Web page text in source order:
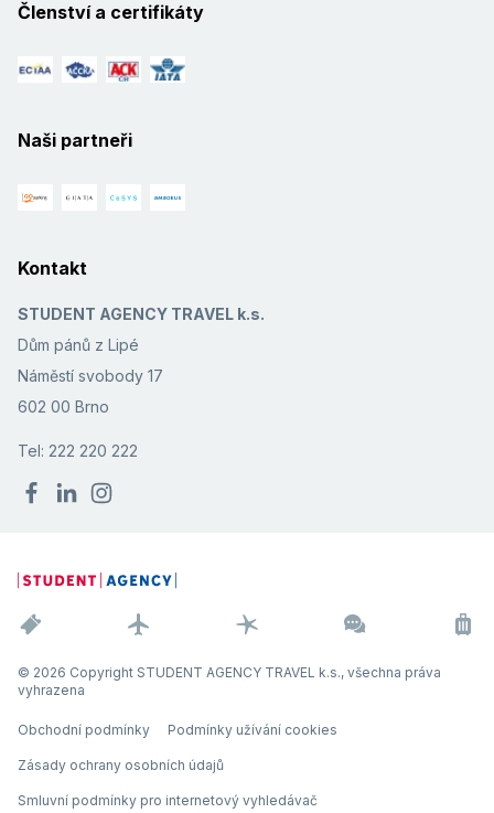
Členství a certifikáty
Naši partneři
Kontakt
STUDENT AGENCY TRAVEL k.s.
Dům pánů z Lipé
Náměstí svobody 17
602 00 Brno
Tel: 222 220 222
© 2026 Copyright STUDENT AGENCY TRAVEL k.s., všechna práva
vyhrazena
Obchodní podmínky Podmínky užívání cookies
Zásady ochrany osobních údajů
Smluvní podmínky pro internetový vyhledávač